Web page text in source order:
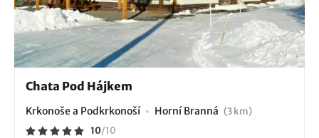
Chata Pod Hájkem
Krkonoše a Podkrkonoší Horní Branná (3 km)
10/10